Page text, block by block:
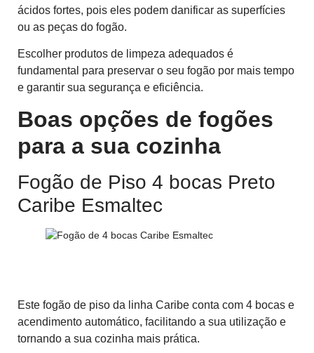
ácidos fortes, pois eles podem danificar as superfícies
ou as peças do fogão.
Escolher produtos de limpeza adequados é
fundamental para preservar o seu fogão por mais tempo
e garantir sua segurança e eficiência.
Boas opções de fogões
para a sua cozinha
Fogão de Piso 4 bocas Preto
Caribe Esmaltec
Este fogão de piso da linha Caribe conta com 4 bocas e
acendimento automático, facilitando a sua utilização e
tornando a sua cozinha mais prática.